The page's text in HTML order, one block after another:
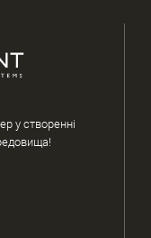
у створенні